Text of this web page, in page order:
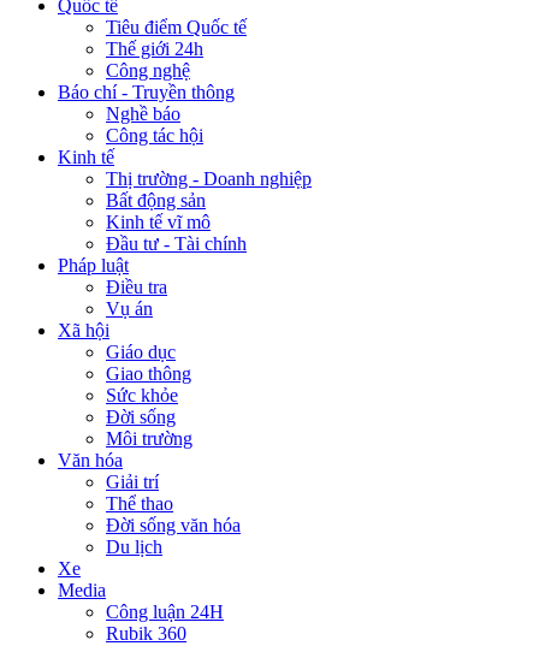
Quốc tế
Tiêu điểm Quốc tế
Thế giới 24h
Công nghệ
Báo chí - Truyền thông
Nghề báo
Công tác hội
Kinh tế
Thị trường - Doanh nghiệp
Bất động sản
Kinh tế vĩ mô
Đầu tư - Tài chính
Pháp luật
Điều tra
Vụ án
Xã hội
Giáo dục
Giao thông
Sức khỏe
Đời sống
Môi trường
Văn hóa
Giải trí
Thể thao
Đời sống văn hóa
Du lịch
Xe
Media
Công luận 24H
Rubik 360